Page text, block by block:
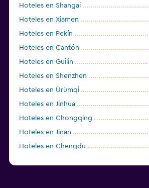
Hoteles en Shangai
Hoteles en Xiamen
Hoteles en Pekín
Hoteles en Cantón
Hoteles en Guilin
Hoteles en Shenzhen
Hoteles en Ürümqi
Hoteles en Jinhua
Hoteles en Chongqing
Hoteles en Jinan
Hoteles en Chengdu